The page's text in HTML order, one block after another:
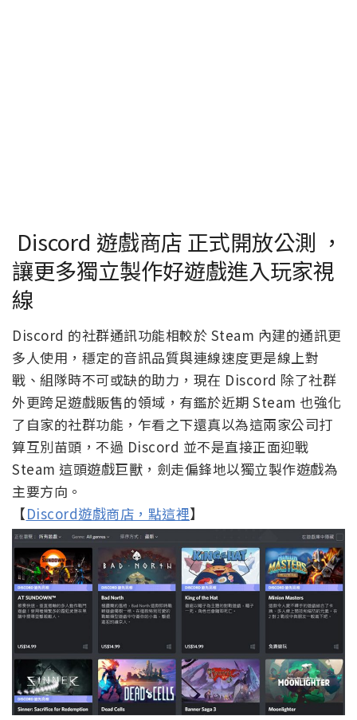
Discord 遊戲商店 正式開放公測 ，
讓更多獨立製作好遊戲進入玩家視
線
Discord 的社群通訊功能相較於 Steam 內建的通訊更
多人使用，穩定的音訊品質與連線速度更是線上對
戰、組隊時不可或缺的助力，現在 Discord 除了社群
外更跨足遊戲販售的領域，有鑑於近期 Steam 也強化
了自家的社群功能，乍看之下還真以為這兩家公司打
算互別苗頭，不過 Discord 並不是直接正面迎戰
Steam 這頭遊戲巨獸，劍走偏鋒地以獨立製作遊戲為
主要方向。
【Discord遊戲商店，點這裡】